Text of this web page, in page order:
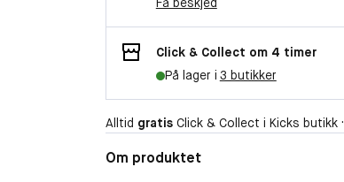
Click & Collect om 4 timer
På lager i 3 butikker
Alltid gratisClick & Collect i Kicks butikk ·
Om produktet